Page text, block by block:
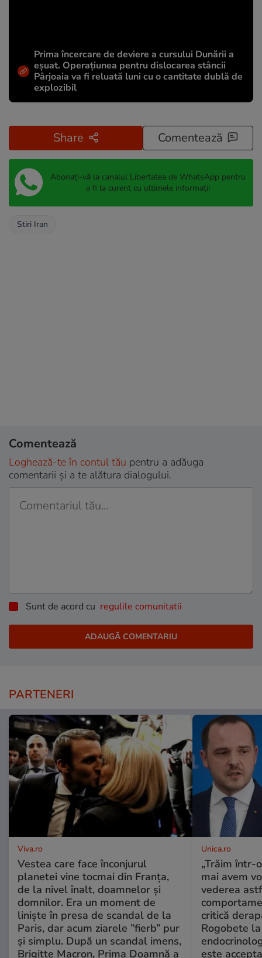
Prima încercare de deviere a cursului Dunării a
eșuat. Operațiunea pentru dislocarea stâncii
Pârjoaia va fi reluată luni cu o cantitate dublă de
explozibil
Share Comentează
Abonați-vă la canalul Libertatea de WhatsApp pentru
a fi la curent cu ultimele informații
Stiri Iran
Comentează
Loghează-te în contul tău pentru a adăuga
comentarii și a te alătura dialogului.
Sunt de acord cu regulile comunitatii
PARTENERI
Viva.ro
Vestea care face înconjurul
planetei vine tocmai din Franța,
de la nivel înalt, doamnelor și
domnilor. Era un moment de
liniște în presa de scandal de la
Paris, dar acum ziarele ”fierb” pur
și simplu. După un scandal imens,
Brigitte Macron, Prima Doamnă a
Unica.ro
„Trăim într-
mai avem
vederea
critică
Rogobete
este